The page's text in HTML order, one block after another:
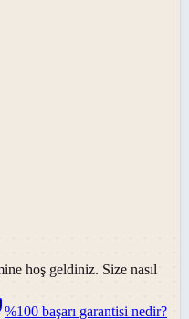
hoş geldiniz. Size nasıl
%100 başarı garantisi nedir?